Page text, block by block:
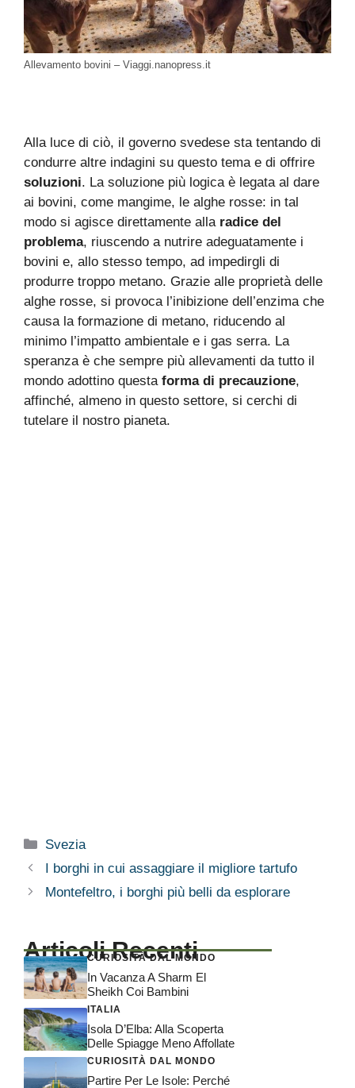
Allevamento bovini – Viaggi.nanopress.it
Alla luce di ciò, il governo svedese sta tentando di
condurre altre indagini su questo tema e di offrire
soluzioni. La soluzione più logica è legata al dare
ai bovini, come mangime, le alghe rosse: in tal
modo si agisce direttamente alla radice del
problema, riuscendo a nutrire adeguatamente i
bovini e, allo stesso tempo, ad impedirgli di
produrre troppo metano. Grazie alle proprietà delle
alghe rosse, si provoca l’inibizione dell’enzima che
causa la formazione di metano, riducendo al
minimo l’impatto ambientale e i gas serra. La
speranza è che sempre più allevamenti da tutto il
mondo adottino questaforma di precauzione,
affinché, almeno in questo settore, si cerchi di
tutelare il nostro pianeta.
Categorie
Svezia
I borghi in cui assaggiare il migliore tartufo
Montefeltro, i borghi più belli da esplorare
Articoli Recenti
CURIOSITÀ DAL MONDO
In Vacanza A Sharm El
Sheikh Coi Bambini
ITALIA
Isola D’Elba: Alla Scoperta
Delle Spiagge Meno Affollate
CURIOSITÀ DAL MONDO
Partire Per Le Isole: Perché